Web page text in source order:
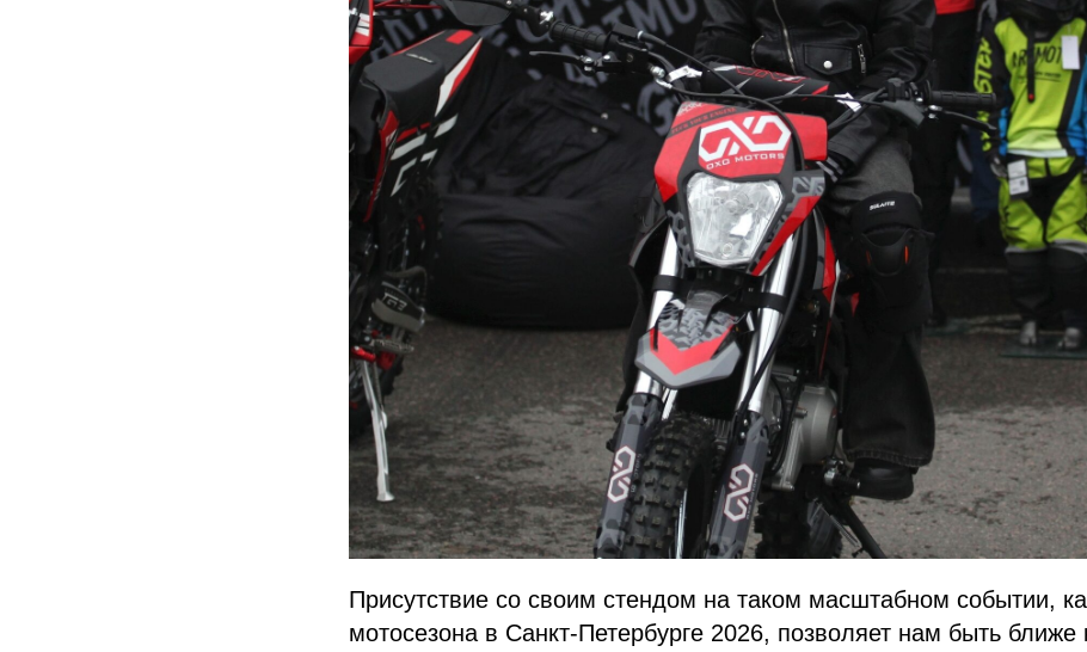
Присутствие со своим стендом на таком масштабном событии,
мотосезона в Санкт-Петербурге 2026, позволяет нам быть ближе